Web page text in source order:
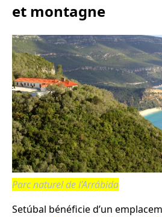
et montagne
Parc naturel de l’Arrábida
Setúbal bénéficie d’un